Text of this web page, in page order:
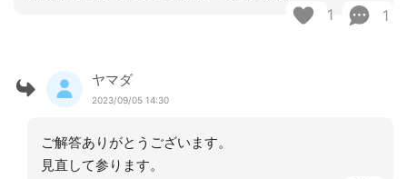
1 1
ヤマダ
2023/09/05 14:30
ご解答ありがとうございます。
見直して参ります。